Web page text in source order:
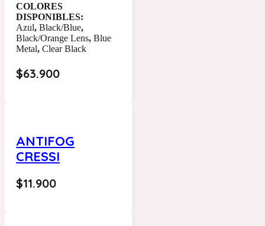
COLORES
DISPONIBLES:
Azul,Black/Blue,
Black/Orange Lens,Blue
Metal,Clear Black
$63.900
ANTIFOG
CRESSI
$11.900